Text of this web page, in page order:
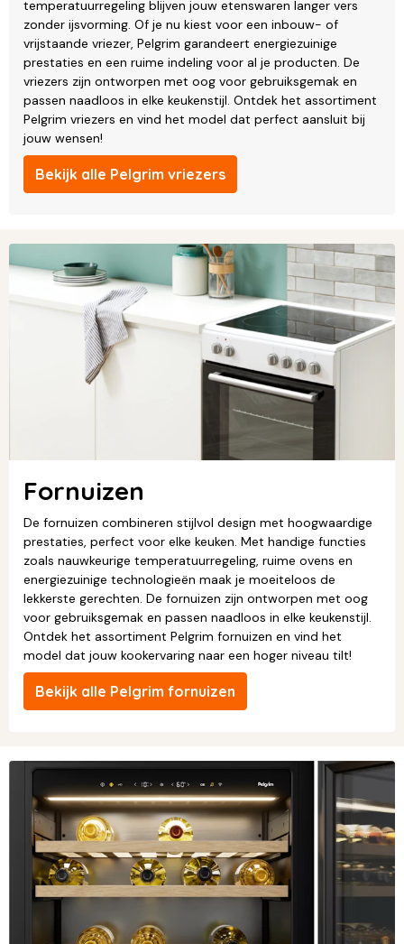
temperatuurregeling blijven jouw etenswaren langer vers
zonder ijsvorming. Of je nu kiest voor een inbouw- of
vrijstaande vriezer, Pelgrim garandeert energiezuinige
prestaties en een ruime indeling voor al je producten. De
vriezers zijn ontworpen met oog voor gebruiksgemak en
passen naadloos in elke keukenstijl. Ontdek het assortiment
Pelgrim vriezers en vind het model dat perfect aansluit bij
jouw wensen!
Bekijk alle Pelgrim vriezers
Fornuizen
De fornuizen combineren stijlvol design met hoogwaardige
prestaties, perfect voor elke keuken. Met handige functies
zoals nauwkeurige temperatuurregeling, ruime ovens en
energiezuinige technologieën maak je moeiteloos de
lekkerste gerechten. De fornuizen zijn ontworpen met oog
voor gebruiksgemak en passen naadloos in elke keukenstijl.
Ontdek het assortiment Pelgrim fornuizen en vind het
model dat jouw kookervaring naar een hoger niveau tilt!
Bekijk alle Pelgrim fornuizen